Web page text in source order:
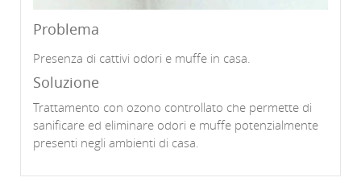
Problema
Presenza di cattivi odori e muffe in casa.
Soluzione
Trattamento con ozono controllato che permette di
sanificare ed eliminare odori e muffe potenzialmente
presenti negli ambienti di casa.